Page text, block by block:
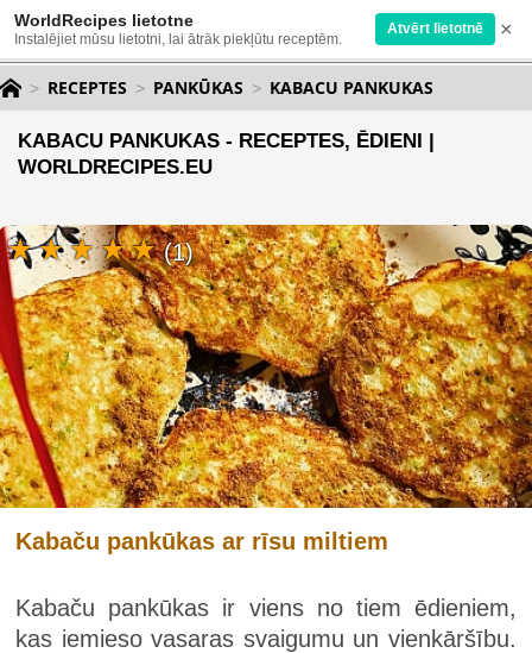
WorldRecipes lietotne
Instalējiet mūsu lietotni, lai ātrāk piekļūtu receptēm.
Atvērt lietotnē ×
RECEPTES PANKŪKAS KABACU PANKUKAS
KABACU PANKUKAS - RECEPTES, ĒDIENI |
WORLDRECIPES.EU
Kabaču pankūkas ar rīsu miltiem
Kabaču pankūkas ir viens no tiem ēdieniem,
kas iemieso vasaras svaigumu un vienkāršību.
(1)